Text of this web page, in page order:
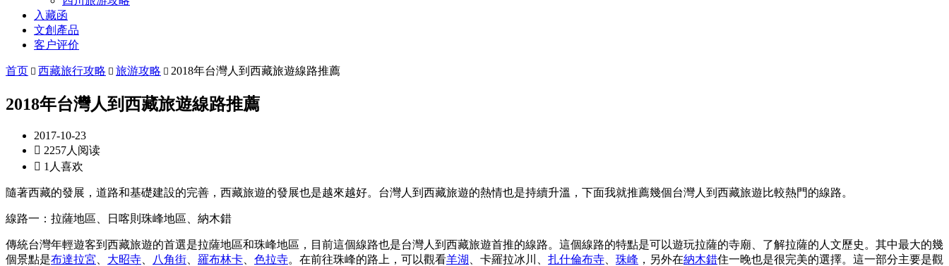
入藏函
文創產品
客户评价
首页  西藏旅行攻略  旅游攻略  2018年台灣人到西藏旅遊線路推薦
2018年台灣人到西藏旅遊線路推薦
2017-10-23
 2257人阅读
 1人喜欢
隨著西藏的發展，道路和基礎建設的完善，西藏旅遊的發展也是越來越好。台灣人到西藏旅遊的熱情也是持續升溫，下面我就推薦幾個台灣人到西藏旅遊比較熱門的線路。
線路一：拉薩地區、日喀則珠峰地區、納木錯
傳統台灣年輕遊客到西藏旅遊的首選是拉薩地區和珠峰地區，目前這個線路也是台灣人到西藏旅遊首推的線路。這個線路的特點是可以遊玩拉薩的寺廟、了解拉薩的人文歷史。其中最大的幾
個景點是布達拉宮 大昭寺 八角街 羅布林卡 色拉寺。在前往珠峰的路上，可以觀看羊湖 、卡羅拉冰川、 扎什倫布寺 珠峰 ，另外在納木錯住一晚也是很完美的選擇。這一部分主要是觀